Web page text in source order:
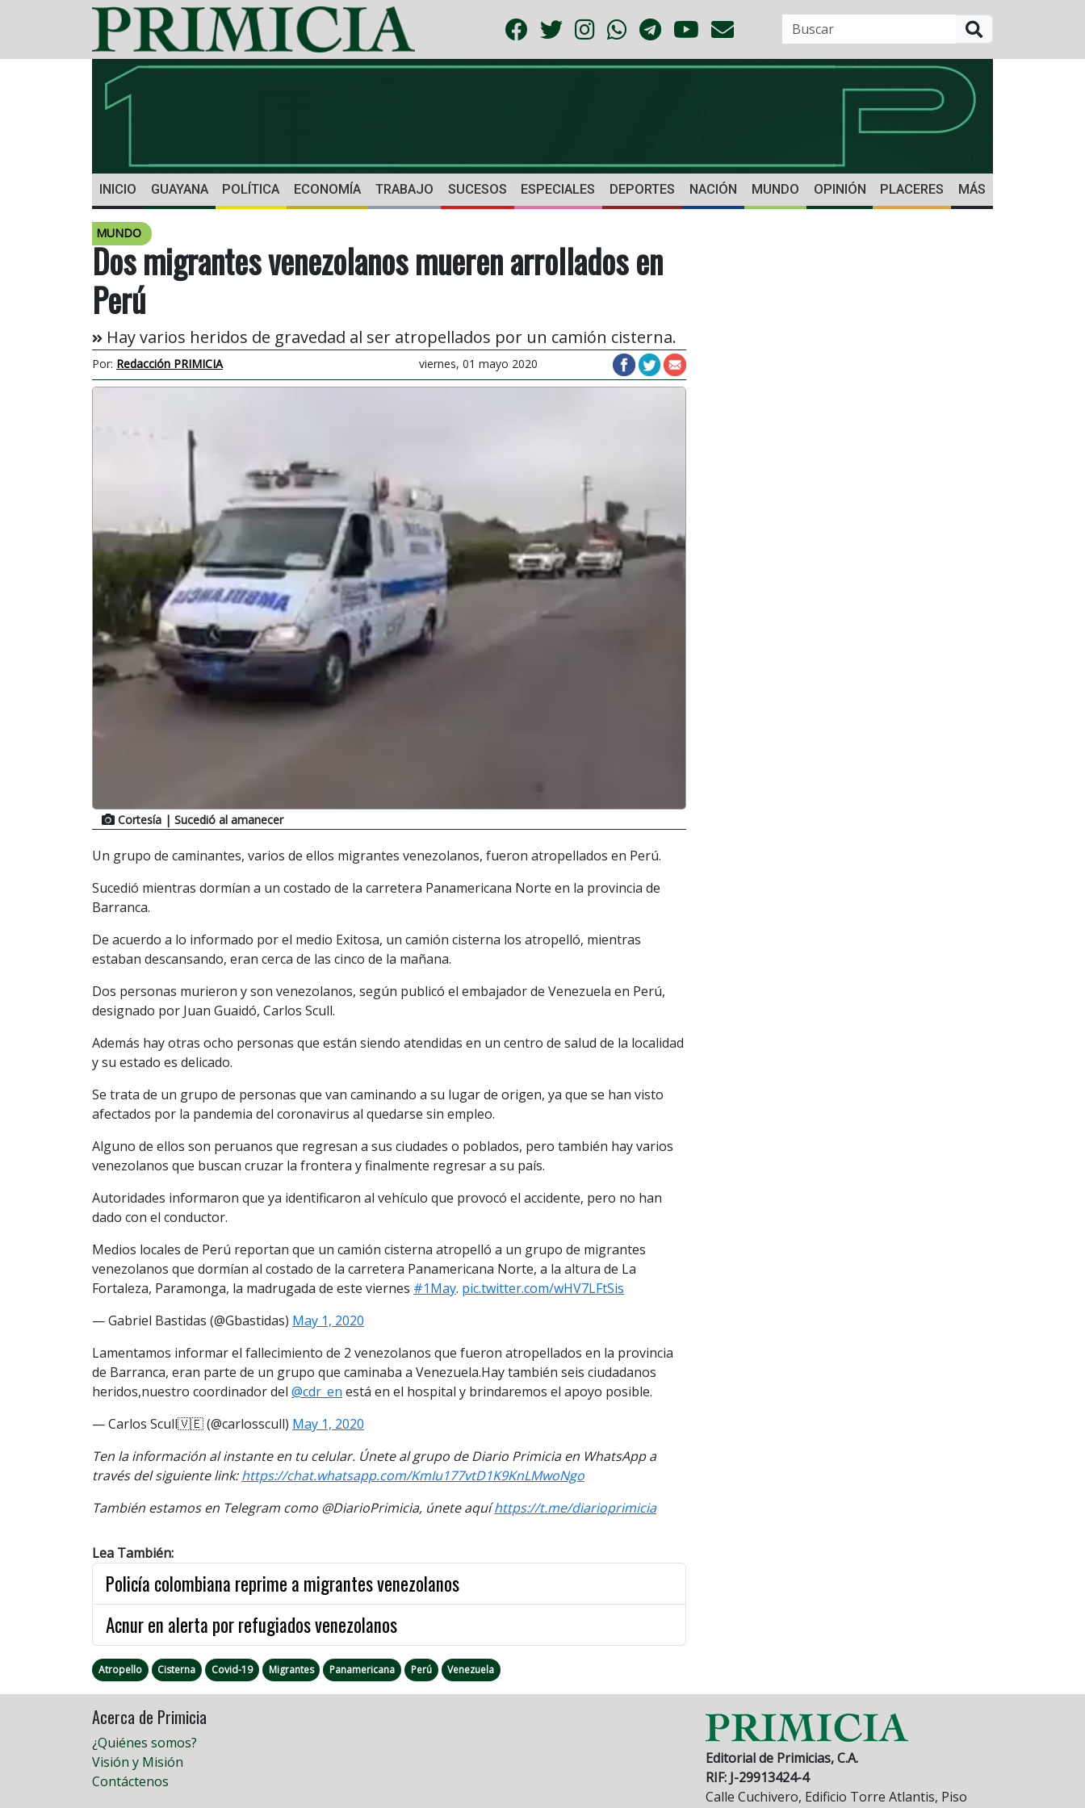
INICIO GUAYANA POLÍTICA ECONOMÍA TRABAJO SUCESOS ESPECIALES DEPORTES NACIÓN MUNDO OPINIÓN PLACERES MÁS
MUNDO
Dos migrantes venezolanos mueren arrollados en
Perú
Hay varios heridos de gravedad al ser atropellados por un camión cisterna.
Por: Redacción PRIMICIA viernes, 01 mayo 2020
Cortesía | Sucedió al amanecer
Un grupo de caminantes, varios de ellos migrantes venezolanos, fueron atropellados en Perú.
Sucedió mientras dormían a un costado de la carretera Panamericana Norte en la provincia de
Barranca.
De acuerdo a lo informado por el medio Exitosa, un camión cisterna los atropelló, mientras
estaban descansando, eran cerca de las cinco de la mañana.
Dos personas murieron y son venezolanos, según publicó el embajador de Venezuela en Perú,
designado por Juan Guaidó, Carlos Scull.
Además hay otras ocho personas que están siendo atendidas en un centro de salud de la localidad
y su estado es delicado.
Se trata de un grupo de personas que van caminando a su lugar de origen, ya que se han visto
afectados por la pandemia del coronavirus al quedarse sin empleo.
Alguno de ellos son peruanos que regresan a sus ciudades o poblados, pero también hay varios
venezolanos que buscan cruzar la frontera y finalmente regresar a su país.
Autoridades informaron que ya identificaron al vehículo que provocó el accidente, pero no han
dado con el conductor.
Medios locales de Perú reportan que un camión cisterna atropelló a un grupo de migrantes
venezolanos que dormían al costado de la carretera Panamericana Norte, a la altura de La
Fortaleza, Paramonga, la madrugada de este viernes #1May. pic.twitter.com/wHV7LFtSis
— Gabriel Bastidas (@Gbastidas) May 1, 2020
Lamentamos informar el fallecimiento de 2 venezolanos que fueron atropellados en la provincia
de Barranca, eran parte de un grupo que caminaba a Venezuela.Hay también seis ciudadanos
heridos,nuestro coordinador del @cdr_en está en el hospital y brindaremos el apoyo posible.
— Carlos Scull🇻🇪 (@carlosscull) May 1, 2020
Ten la información al instante en tu celular. Únete al grupo de Diario Primicia en WhatsApp a
través del siguiente link:https://chat.whatsapp.com/KmIu177vtD1K9KnLMwoNgo
También estamos en Telegram como @DiarioPrimicia, únete aquíhttps://t.me/diarioprimicia
Lea También:
Policía colombiana reprime a migrantes venezolanos
Acnur en alerta por refugiados venezolanos
Atropello Cisterna Covid-19 Migrantes Panamericana Perú Venezuela
Acerca de Primicia
¿Quiénes somos?
Visión y Misión
Contáctenos
Editorial de Primicias, C.A.
RIF: J-29913424-4
Calle Cuchivero, Edificio Torre Atlantis, Piso